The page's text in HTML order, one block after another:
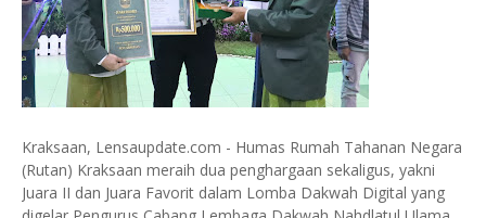
Kraksaan, Lensaupdate.com - Humas Rumah Tahanan Negara
(Rutan) Kraksaan meraih dua penghargaan sekaligus, yakni
Juara II dan Juara Favorit dalam Lomba Dakwah Digital yang